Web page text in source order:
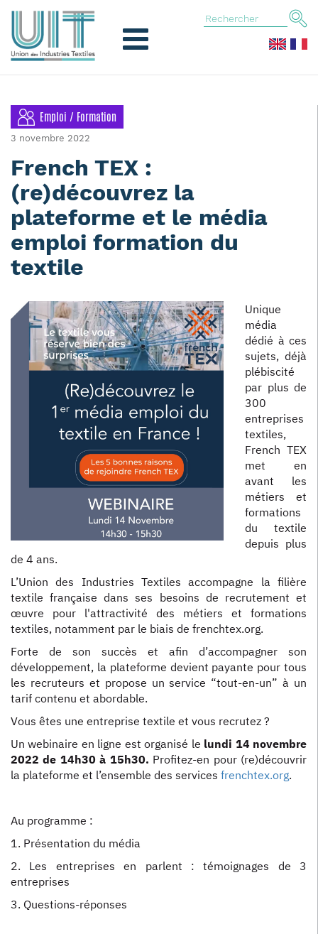
Emploi / Formation
3 novembre 2022
French TEX :
(re)découvrez la
plateforme et le média
emploi formation du
textile
Unique
média
dédié à ces
sujets, déjà
plébiscité
par plus de
300
entreprises
textiles,
French TEX
met en
avant les
métiers et
formations
du textile
depuis plus
de 4 ans.
L’Union des Industries Textiles accompagne la filière
textile française dans ses besoins de recrutement et
œuvre pour l'attractivité des métiers et formations
textiles, notamment par le biais de frenchtex.org.
Forte de son succès et afin d’accompagner son
développement, la plateforme devient payante pour tous
les recruteurs et propose un service “tout-en-un” à un
tarif contenu et abordable.
Vous êtes une entreprise textile et vous recrutez ?
Un webinaire en ligne est organisé le lundi 14 novembre
2022 de 14h30 à 15h30. Profitez-en pour (re)découvrir
la plateforme et l’ensemble des services frenchtex.org.
Au programme :
1. Présentation du média
2. Les entreprises en parlent : témoignages de 3
entreprises
3. Questions-réponses